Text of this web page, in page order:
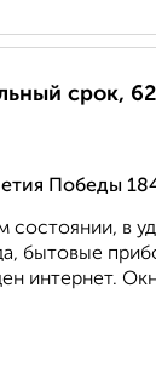
срок,
Победы
состоянии, в
бытовые
интернет.